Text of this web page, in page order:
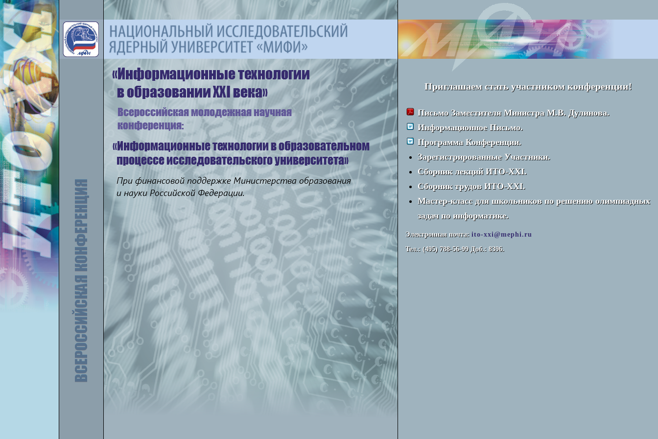
Приглашаем стать участником конференции!
Письмо Заместителя Министра М.В. Дулинова.
Информационное Письмо.
Программа Конференции.
Зарегистрированные Участники.
Сборник лекций ИТО-XXI.
Сборник трудов ИТО-XXI.
Мастер-класс для школьников по решению олимпиадных
задач по информатике.
Электронная почта: ito-xxi@mephi.ru
Тел.: (495) 788-56-99 Доб.: 8396.